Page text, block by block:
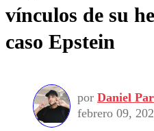
vínculos de su
caso Epstein
por Daniel
febrero 09,